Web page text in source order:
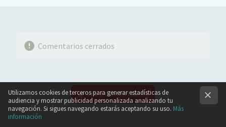
Comentarios cerrados
VER2 COMENTARIOS
Utilizamos cookies de terceros para generar estadísticas de
audiencia y mostrar publicidad personalizada analizando tu
navegación. Si sigues navegando estarás aceptando su uso. Más
información